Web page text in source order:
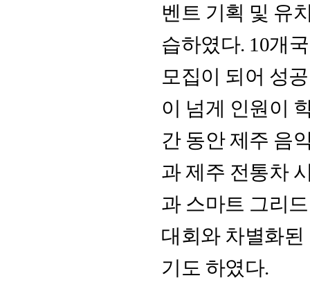
벤트 기획 및 유
습하였다. 10개
모집이 되어 성
이 넘게 인원이
간 동안 제주 음
과 제주 전통차
과 스마트 그리
대회와 차별화
기도 하였다.